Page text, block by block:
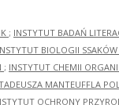
; INSTYTUT BADAŃ
BIOLOGII
; INSTYTUT CHEMII
MANTEUFFLA
OCHRONY